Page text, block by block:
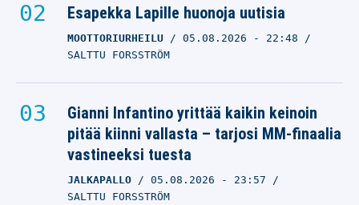
Esapekka Lapille huonoja uutisia
MOOTTORIURHEILU 05.08.2026 - 22:48
SALTTU FORSSTRÖM
Gianni Infantino yrittää kaikin keinoin
pitää kiinni vallasta – tarjosi MM-finaalia
vastineeksi tuesta
JALKAPALLO 05.08.2026 - 23:57
SALTTU FORSSTRÖM